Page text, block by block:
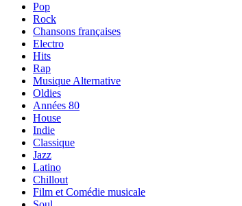
Pop
Rock
Chansons françaises
Electro
Hits
Rap
Musique Alternative
Oldies
Années 80
House
Indie
Classique
Jazz
Latino
Chillout
Film et Comédie musicale